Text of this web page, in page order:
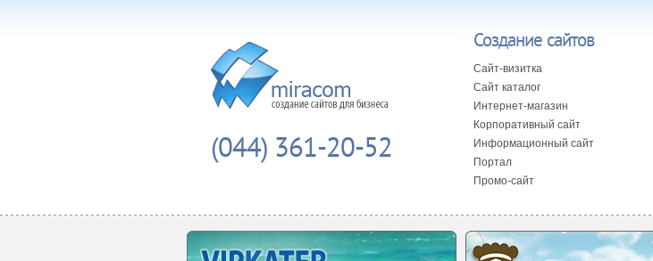
(044) 361-20-52
Создание сайтов
Сайт-визитка
Сайт каталог
Интернет-магазин
Корпоративный сайт
Информационный сайт
Портал
Промо-сайт